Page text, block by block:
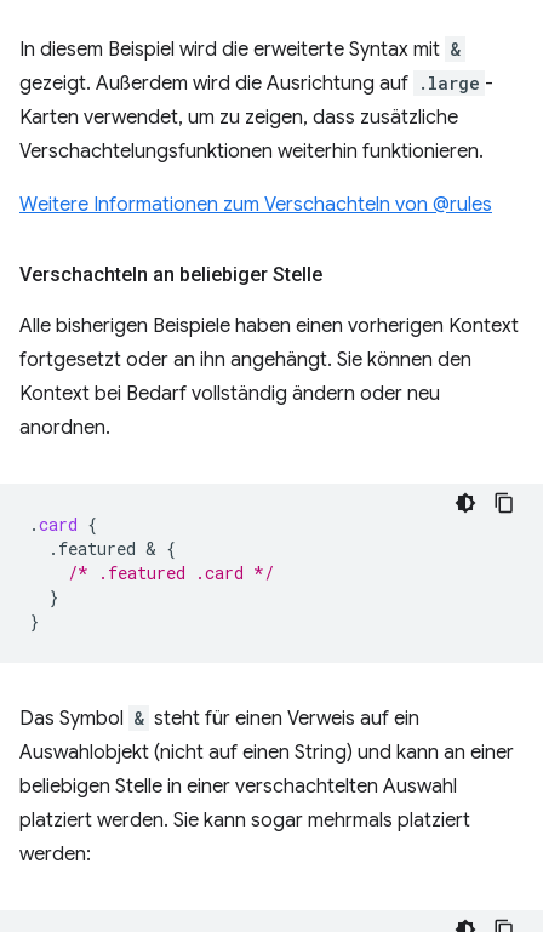
In diesem Beispiel wird die erweiterte Syntax mit &
gezeigt. Außerdem wird die Ausrichtung auf .large -
Karten verwendet, um zu zeigen, dass zusätzliche
Verschachtelungsfunktionen weiterhin funktionieren.
Weitere Informationen zum Verschachteln von @rules
Verschachteln an beliebiger Stelle
Alle bisherigen Beispiele haben einen vorherigen Kontext
fortgesetzt oder an ihn angehängt. Sie können den
Kontext bei Bedarf vollständig ändern oder neu
anordnen.
.card {
.featured & {
/* .featured .card */
}
}
Das Symbol & steht für einen Verweis auf ein
Auswahlobjekt (nicht auf einen String) und kann an einer
beliebigen Stelle in einer verschachtelten Auswahl
platziert werden. Sie kann sogar mehrmals platziert
werden: